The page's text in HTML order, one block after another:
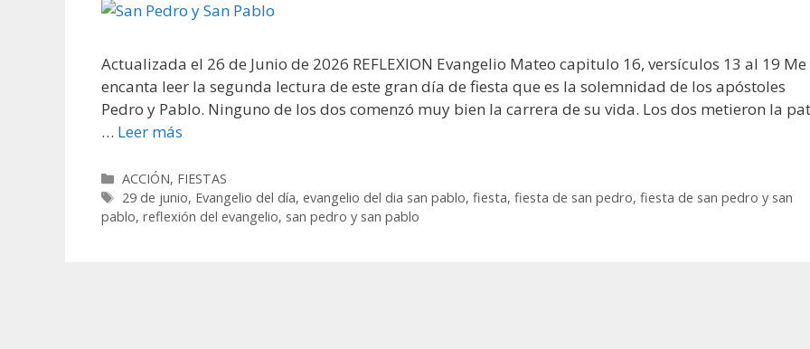
Actualizada el 26 de Junio de 2026 REFLEXION Evangelio Mateo capitulo 16, versículos 13 al 19 Me
encanta leer la segunda lectura de este gran día de fiesta que es la solemnidad de los apóstoles
Pedro y Pablo. Ninguno de los dos comenzó muy bien la carrera de su vida. Los dos metieron la
… Leer más
Categorías
ACCIÓN, FIESTAS
Etiquetas
29 de junio, Evangelio del día,evangelio del dia san pablo,fiesta,fiesta de san pedro,fiesta de san pedro y san
pablo, reflexión del evangelio, san pedro y san pablo